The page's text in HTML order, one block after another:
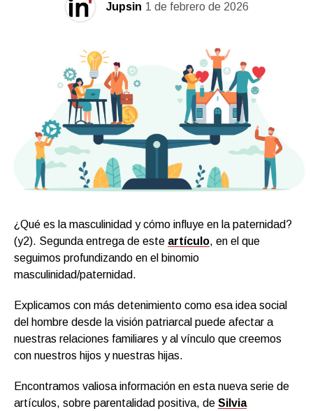
Jupsin 1 de febrero de 2026
¿Qué es la masculinidad y cómo influye en la paternidad?
(y2). Segunda entrega de este artículo, en el que
seguimos profundizando en el binomio
masculinidad/paternidad.
Explicamos con más detenimiento como esa idea social
del hombre desde la visión patriarcal puede afectar a
nuestras relaciones familiares y al vínculo que creemos
con nuestros hijos y nuestras hijas.
Encontramos valiosa información en esta nueva serie de
artículos, sobre parentalidad positiva, de Silvia